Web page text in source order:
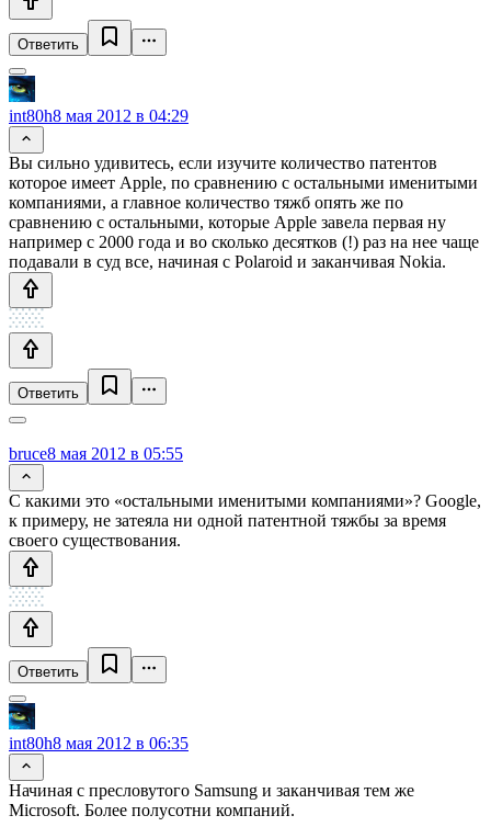
Ответить
int80h8 мая 2012 в 04:29
Вы сильно удивитесь, если изучите количество патентов
которое имеет Apple, по сравнению с остальными именитыми
компаниями, а главное количество тяжб опять же по
сравнению с остальными, которые Apple завела первая ну
например с 2000 года и во сколько десятков (!) раз на нее чаще
подавали в суд все, начиная с Polaroid и заканчивая Nokia.
Ответить
bruce8 мая 2012 в 05:55
С какими это «остальными именитыми компаниями»? Google,
к примеру, не затеяла ни одной патентной тяжбы за время
своего существования.
Ответить
int80h8 мая 2012 в 06:35
Начиная с пресловутого Samsung и заканчивая тем же
Microsoft. Более полусотни компаний.